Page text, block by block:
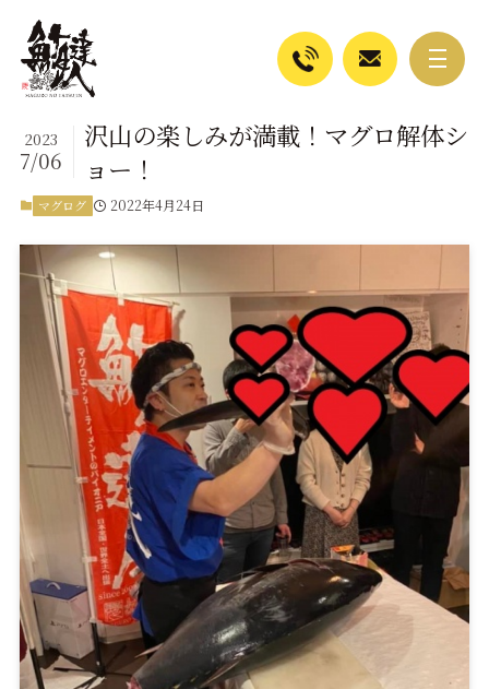
沢山の楽しみが満載！マグロ解体シ
ョー！
2023
7/06
マグログ 2022年4月24日